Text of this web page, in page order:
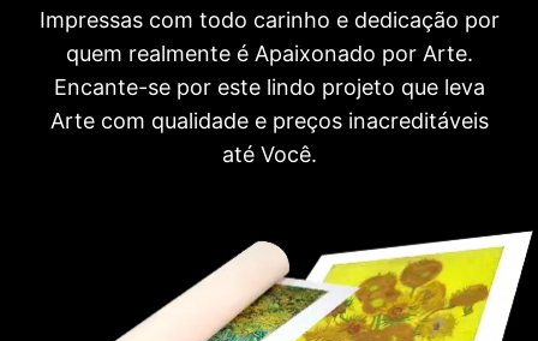
Impressas com todo carinho e dedicação por
quem realmente é Apaixonado por Arte.
Encante-se por este lindo projeto que leva
Arte com qualidade e preços inacreditáveis
até Você.